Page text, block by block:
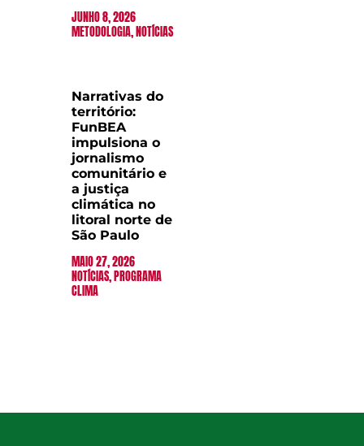
JUNHO 8, 2026
METODOLOGIA,NOTÍCIAS
Narrativas do
território:
FunBEA
impulsiona o
jornalismo
comunitário e
a justiça
climática no
litoral norte de
São Paulo
MAIO 27, 2026
NOTÍCIAS,PROGRAMA
CLIMA